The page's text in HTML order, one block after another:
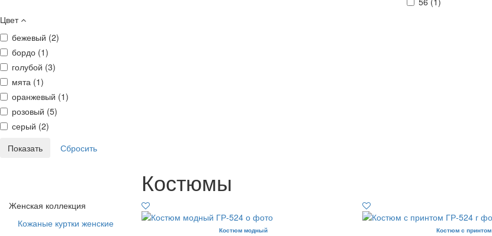
Цвет
бежевый (2)
бордо (1)
голубой (3)
мята (1)
оранжевый (1)
розовый (5)
серый (2)
Костюмы
Женская коллекция
Кожаные куртки женские
Костюм модный
Костюм с принтом